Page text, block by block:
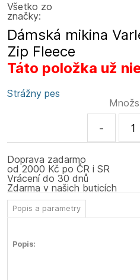
Všetko zo
značky:
Dámská mikina
Zip Fleece
Táto položka už
Strážny pes
-
Doprava zadarmo
od 2000 Kč po ČR i SR
Vrácení do 30 dnů
Zdarma v našich buticích
Popis a parametry
Popis: